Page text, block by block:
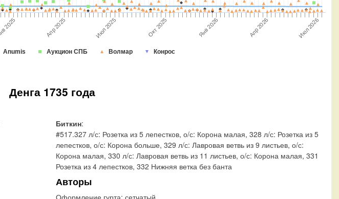
Anumis Аукцион СПБ Волмар Конрос
2025 Апр 2025 Июл 2025 Окт 2025 Янв 2026 Апр 2026 Июл 2026
Денга 1735 года
Биткин:
#517.327 л/с: Розетка из 5 лепестков, о/с: Корона малая, 328 л/с: Розетка из 5
лепестков, о/с: Корона больше, 329 л/с: Лавровая ветвь из 9 листьев, о/с:
Корона малая, 330 л/с: Лавровая ветвь из 11 листьев, о/с: Корона малая, 331
Розетка из 4 лепестков, 332 Нижняя ветка без банта
Авторы
Оформление гурта: сетчатый